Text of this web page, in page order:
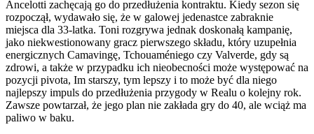
Ancelotti zachęcają go do przedłużenia kontraktu. Kiedy sezon się
rozpoczął, wydawało się, że w galowej jedenastce zabraknie
miejsca dla 33-latka. Toni rozgrywa jednak doskonałą kampanię,
jako niekwestionowany gracz pierwszego składu, który uzupełnia
energicznych Camavingę, Tchouaméniego czy Valverde, gdy są
zdrowi, a także w przypadku ich nieobecności może występować na
pozycji pivota, Im starszy, tym lepszy i to może być dla niego
najlepszy impuls do przedłużenia przygody w Realu o kolejny rok.
Zawsze powtarzał, że jego plan nie zakłada gry do 40, ale wciąż ma
paliwo w baku.